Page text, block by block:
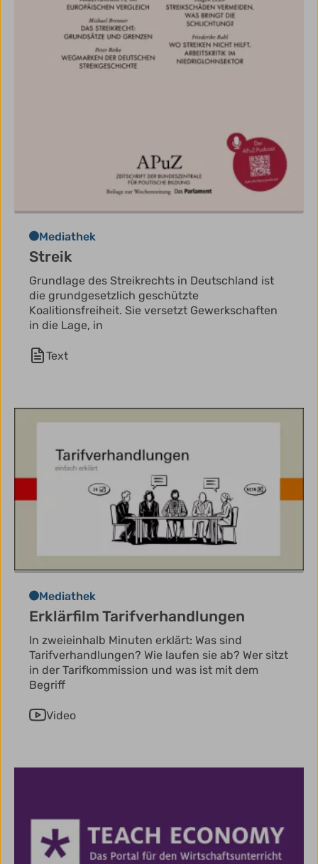
Mediathek
Streik
Grundlage des Streikrechts in Deutschland ist
die grundgesetzlich geschützte
Koalitionsfreiheit. Sie versetzt Gewerkschaften
in die Lage, in
Text
Mediathek
Erklärfilm Tarifverhandlungen
In zweieinhalb Minuten erklärt: Was sind
Tarifverhandlungen? Wie laufen sie ab? Wer sitzt
in der Tarifkommission und was ist mit dem
Begriff
Video